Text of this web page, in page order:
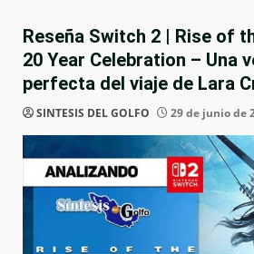
Reseña Switch 2 | Rise of
20 Year Celebration – Una
perfecta del viaje de Lara
SINTESIS DEL GOLFO 29 de junio de